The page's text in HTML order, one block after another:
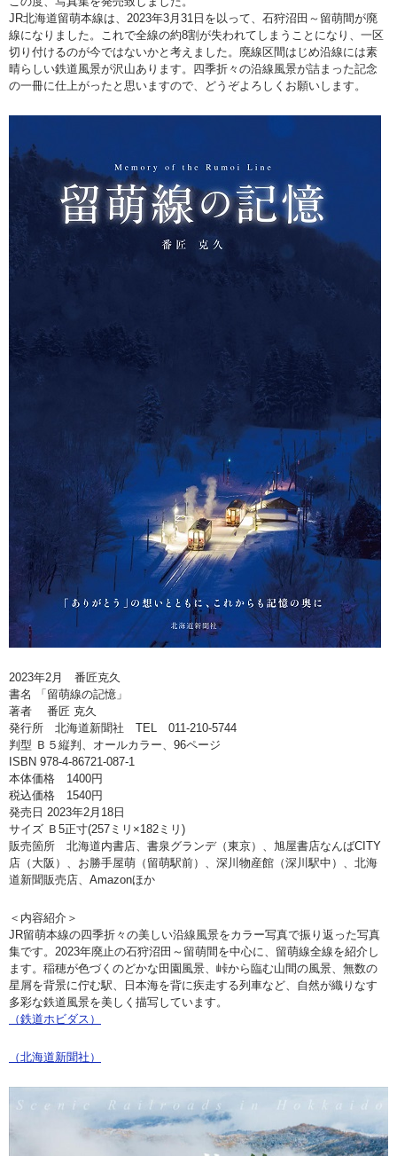
JR北海道留萌本線は、2023年3月31日を以って、石狩沼田～留萌間が廃
線になりました。これで全線の約8割が失われてしまうことになり、一区
切り付けるのが今ではないかと考えました。廃線区間はじめ沿線には素
晴らしい鉄道風景が沢山あります。四季折々の沿線風景が詰まった記念
の一冊に仕上がったと思いますので、どうぞよろしくお願いします。
2023年2月 番匠克久
書名 「留萌線の記憶」
著者 番匠 克久
発行所 北海道新聞社 TEL 011-210-5744
判型 Ｂ５縦判、オールカラー、96ページ
ISBN 978-4-86721-087-1
本体価格 1400円
税込価格 1540円
発売日 2023年2月18日
サイズ Ｂ5正寸(257ミリ×182ミリ)
販売箇所 北海道内書店、書泉グランデ（東京）、旭屋書店なんばCITY
店（大阪）、お勝手屋萌（留萌駅前）、深川物産館（深川駅中）、北海
道新聞販売店、Amazonほか
＜内容紹介＞
JR留萌本線の四季折々の美しい沿線風景をカラー写真で振り返った写真
集です。2023年廃止の石狩沼田～留萌間を中心に、留萌線全線を紹介し
ます。稲穂が色づくのどかな田園風景、峠から臨む山間の風景、無数の
星屑を背景に佇む駅、日本海を背に疾走する列車など、自然が織りなす
多彩な鉄道風景を美しく描写しています。
（鉄道ホビダス）
（北海道新聞社）